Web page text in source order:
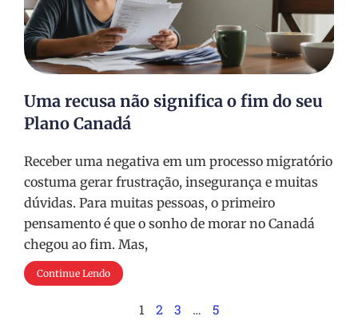
Uma recusa não significa o fim do seu
Plano Canadá
Receber uma negativa em um processo migratório
costuma gerar frustração, insegurança e muitas
dúvidas. Para muitas pessoas, o primeiro
pensamento é que o sonho de morar no Canadá
chegou ao fim. Mas,
Continue Lendo
1 2 3 … 5